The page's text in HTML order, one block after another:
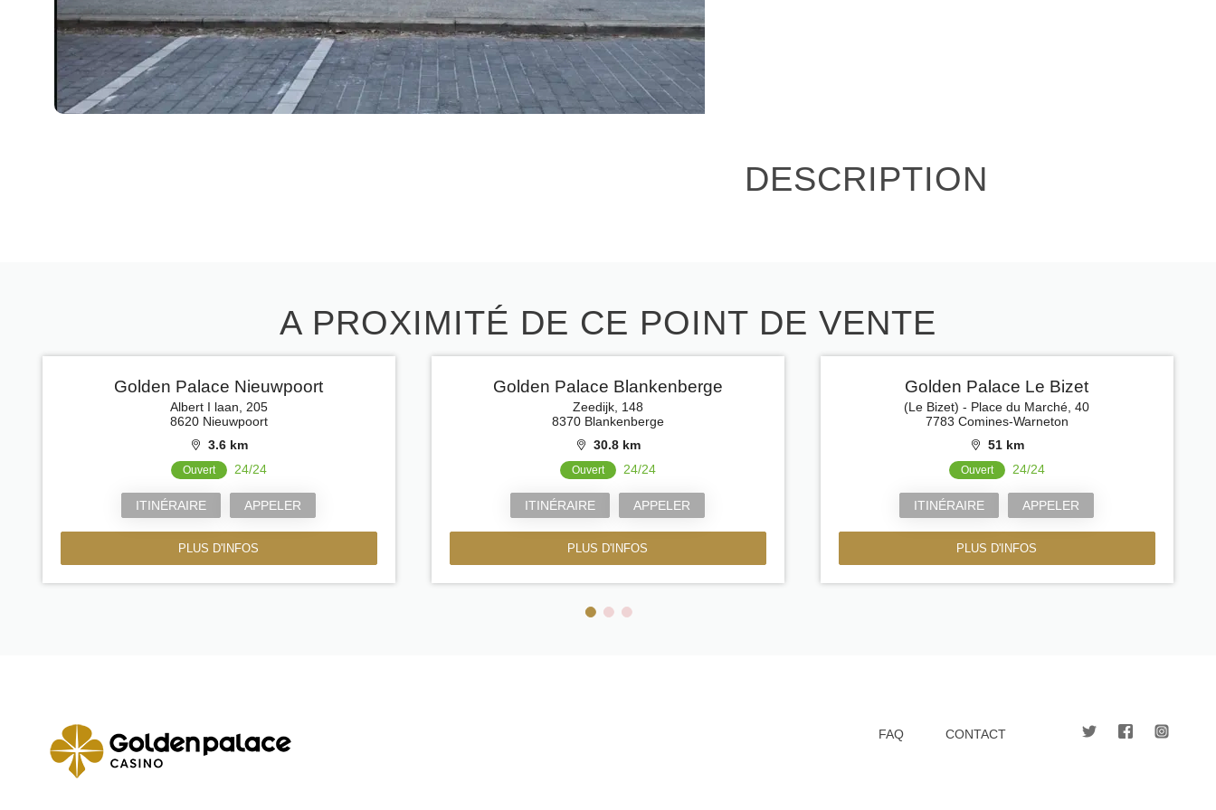
DESCRIPTION
A PROXIMITÉ DE CE POINT DE VENTE
Golden Palace Nieuwpoort
Albert I laan, 205
8620 Nieuwpoort
3.6 km
Ouvert 24/24
ITINÉRAIRE APPELER
PLUS D'INFOS
Golden Palace Blankenberge
Zeedijk, 148
8370 Blankenberge
30.8 km
Ouvert 24/24
ITINÉRAIRE APPELER
PLUS D'INFOS
Golden Palace Le Bizet
(Le Bizet) - Place du Marché, 40
7783 Comines-Warneton
51 km
Ouvert 24/24
ITINÉRAIRE APPELER
PLUS D'INFOS
FAQ CONTACT